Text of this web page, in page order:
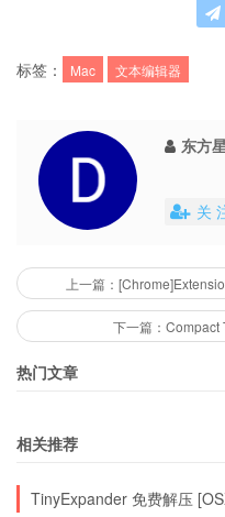
标签： Mac 文本编辑器
东方
关
上一篇：
下一篇：Compact
热门文章
相关推荐
TinyExpander 免费解压